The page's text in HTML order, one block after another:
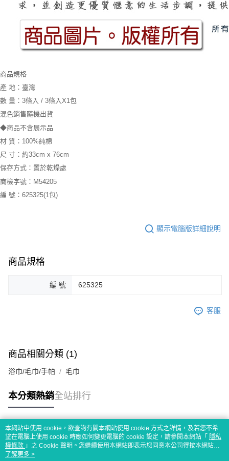
商品規格
產 地：臺灣
數 量：3條入 / 3條入X1包
混色銷售隨機出貨
◆商品不含展示品
材 質：100%純棉
尺 寸：約33cm x 76cm
保存方式：置於乾燥處
商檢字號：M54205
編 號：625325(1包)
顯示電腦版詳細說明
商品規格
編 號 625325
客服
商品相關分類 (1)
浴巾/毛巾/手帕 毛巾
本分類熱銷全站排行
熱門標籤
本網站中使用 cookie，欲查詢有關本網站使用 cookie 方式之詳情，及若您不希
望在電腦上使用 cookie 時應如何變更電腦的 cookie 設定，請參閱本網站「 隱私
權條款 」之 Cookie 聲明。您繼續使用本網站即表示您同意本公司得按本網站使
用條款之 Cookie 聲明使用 cookie。
了解更多 >